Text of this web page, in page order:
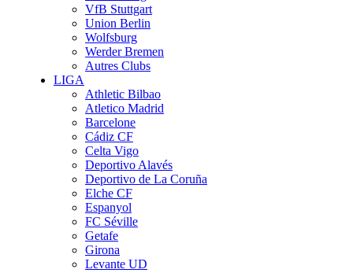
VfB Stuttgart
Union Berlin
Wolfsburg
Werder Bremen
Autres Clubs
LIGA
Athletic Bilbao
Atletico Madrid
Barcelone
Cádiz CF
Celta Vigo
Deportivo Alavés
Deportivo de La Coruña
Elche CF
Espanyol
FC Séville
Getafe
Girona
Levante UD